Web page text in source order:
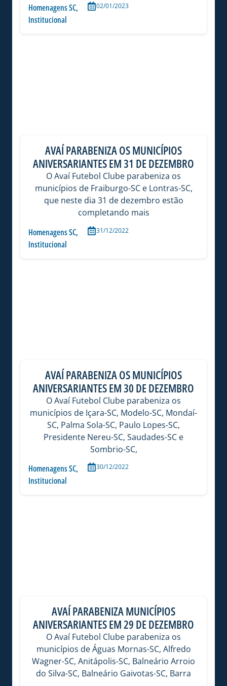
Homenagens SC,
Institucional
02/01/2023
AVAÍ PARABENIZA OS MUNICÍPIOS
ANIVERSARIANTES EM 31 DE DEZEMBRO
O Avaí Futebol Clube parabeniza os
municípios de Fraiburgo-SC e Lontras-SC,
que neste dia 31 de dezembro estão
completando mais
Homenagens SC,
Institucional
31/12/2022
AVAÍ PARABENIZA OS MUNICÍPIOS
ANIVERSARIANTES EM 30 DE DEZEMBRO
O Avaí Futebol Clube parabeniza os
municípios de Içara-SC, Modelo-SC, Mondaí-
SC, Palma Sola-SC, Paulo Lopes-SC,
Presidente Nereu-SC, Saudades-SC e
Sombrio-SC,
Homenagens SC,
Institucional
30/12/2022
AVAÍ PARABENIZA MUNICÍPIOS
ANIVERSARIANTES EM 29 DE DEZEMBRO
O Avaí Futebol Clube parabeniza os
municípios de Águas Mornas-SC, Alfredo
Wagner-SC, Anitápolis-SC, Balneário Arroio
do Silva-SC, Balneário Gaivotas-SC, Barra